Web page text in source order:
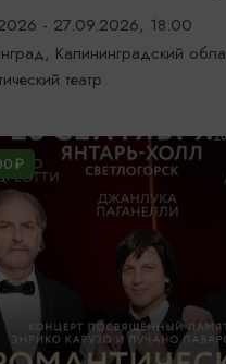
- 27.09.2026, 18:00
Калининградский
театр